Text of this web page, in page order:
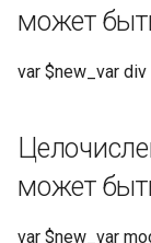
может
var $new_var
может
var $new_var